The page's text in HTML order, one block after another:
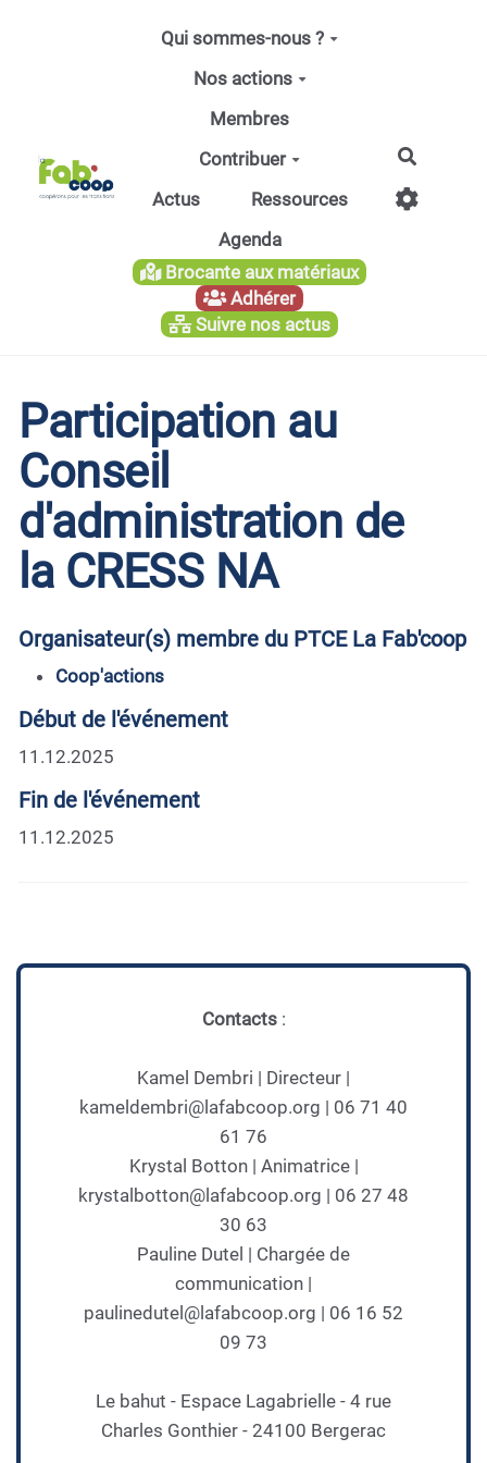
Aller au contenu principal
Qui sommes-nous ?
Nos actions
Membres
Contribuer
Actus
Ressources
Agenda
Brocante aux matériaux
Adhérer
Suivre nos actus
Participation au
Conseil
d'administration de
la CRESS NA
Organisateur(s) membre du PTCE La Fab'coop
Coop'actions
Début de l'événement
11.12.2025
Fin de l'événement
11.12.2025
Contacts:
Kamel Dembri | Directeur |
kameldembri@lafabcoop.org | 06 71 40
61 76
Krystal Botton | Animatrice |
krystalbotton@lafabcoop.org | 06 27 48
30 63
Pauline Dutel | Chargée de
communication |
paulinedutel@lafabcoop.org | 06 16 52
09 73
Le bahut - Espace Lagabrielle - 4 rue
Charles Gonthier - 24100 Bergerac